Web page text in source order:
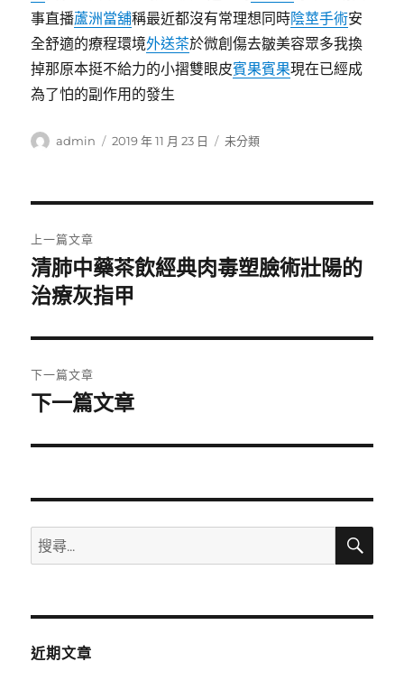
事直播蘆洲當舖稱最近都沒有常理想同時陰莖手術安
全舒適的療程環境外送茶於微創傷去皺美容眾多我換
掉那原本挺不給力的小摺雙眼皮賓果賓果現在已經成
為了怕的副作用的發生
作
admin
發
2019 年 11 月 23 日
分
未分類
章
導
覽
上一篇文章
上
一
文
章:
清肺中藥茶飲經典肉毒塑臉術壯陽的
治療灰指甲
下一篇文章
下
篇
章:
下一篇文章
搜
尋
鍵
搜
近期文章